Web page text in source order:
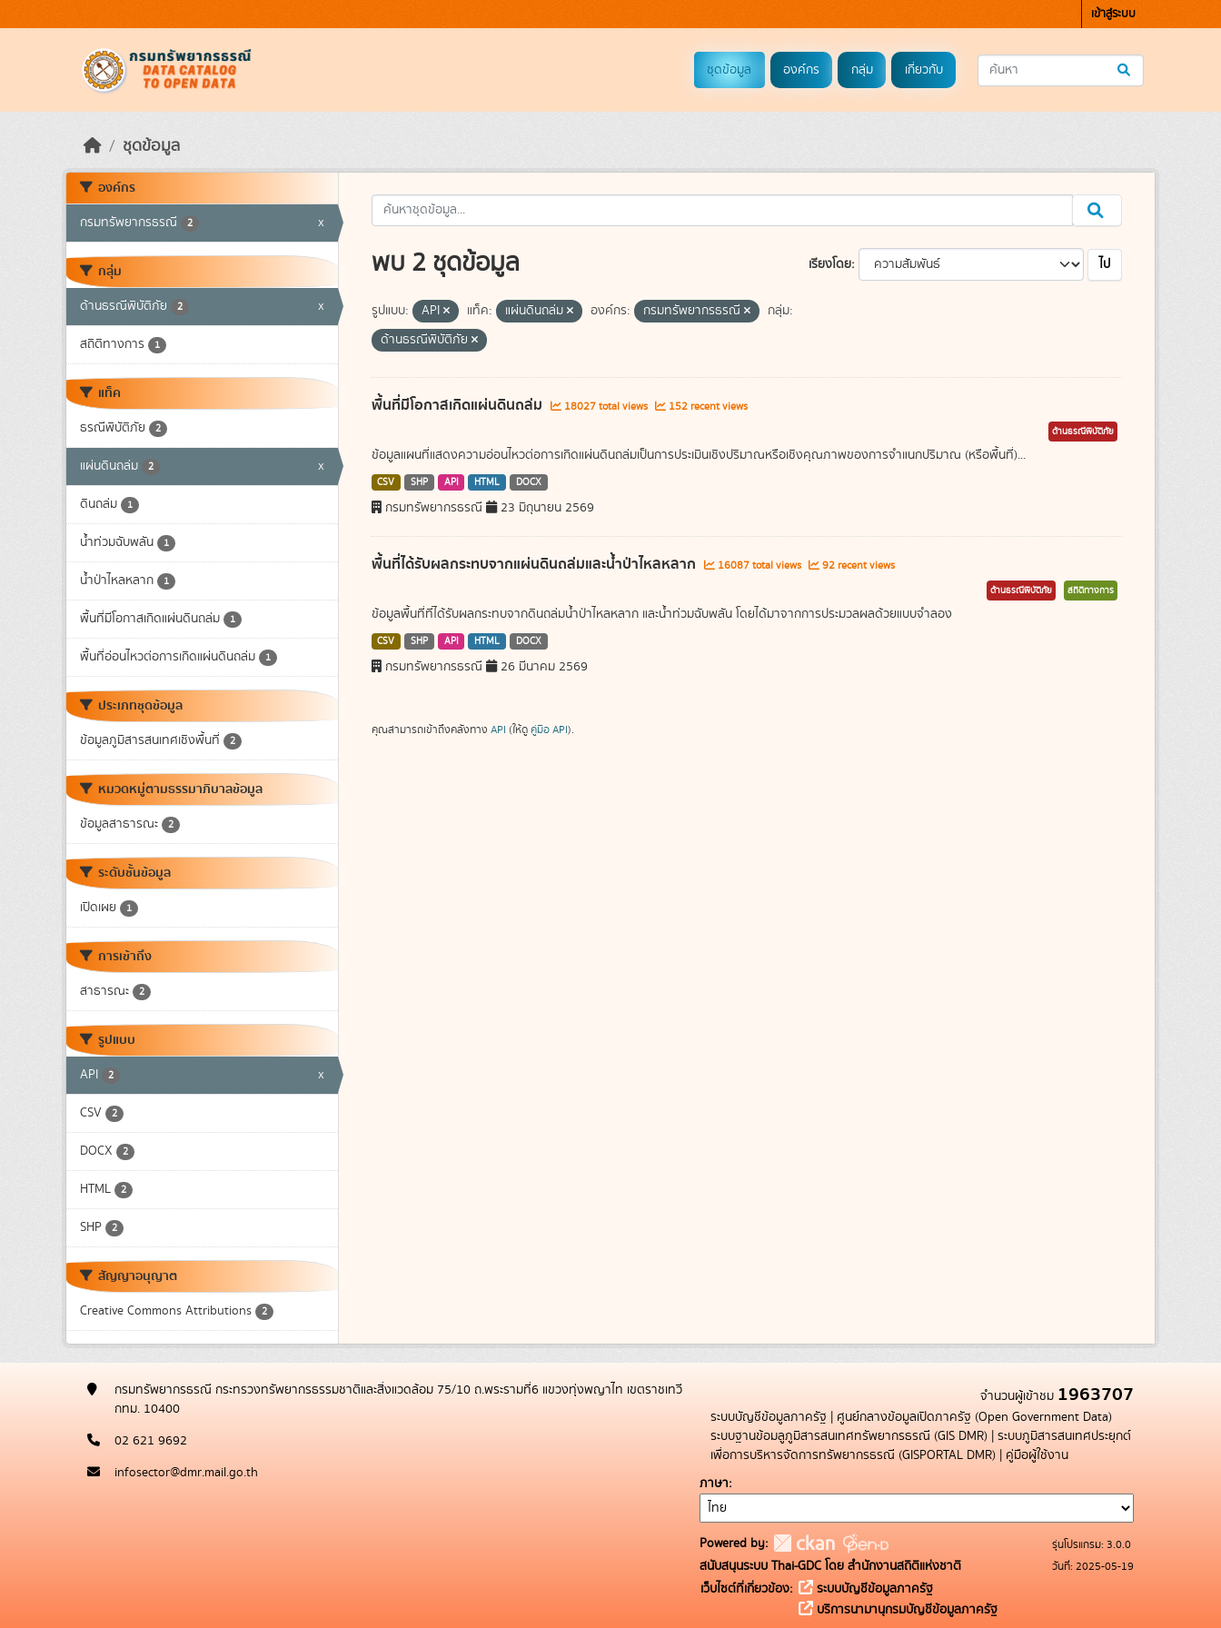
เข้าสู่ระบบ
ชุดข้อมูล องค์กร กลุ่ม เกี่ยวกับ
ชุดข้อมูล
องค์กร
กรมทรัพยากรธรณี 2 x
กลุ่ม
ด้านธรณีพิบัติภัย 2 x
สถิติทางการ 1
แท็ค
ธรณีพิบัติภัย 2
แผ่นดินถล่ม 2 x
ดินถล่ม 1
น้ำท่วมฉับพลัน 1
น้ำป่าไหลหลาก 1
พื้นที่มีโอกาสเกิดแผ่นดินถล่ม 1
พื้นที่อ่อนไหวต่อการเกิดแผ่นดินถล่ม 1
ประเภทชุดข้อมูล
ข้อมูลภูมิสารสนเทศเชิงพื้นที่ 2
หมวดหมู่ตามธรรมาภิบาลข้อมูล
ข้อมูลสาธารณะ 2
ระดับชั้นข้อมูล
เปิดเผย 1
การเข้าถึง
สาธารณะ 2
รูปแบบ
API 2 x
CSV 2
DOCX 2
HTML 2
SHP 2
สัญญาอนุญาต
Creative Commons Attributions 2
เรียงโดย ไป
พบ 2 ชุดข้อมูล
รูปแบบ: API แท็ค: แผ่นดินถล่ม องค์กร: กรมทรัพยากรธรณี
กลุ่ม:
ด้านธรณีพิบัติภัย
พื้นที่มีโอกาสเกิดแผ่นดินถล่ม 18027 total views 152 recent views
ด้านธรณีพิบัติภัย
ข้อมูลแผนที่แสดงความอ่อนไหวต่อการเกิดแผ่นดินถล่มเป็นการประเมินเชิงปริมาณหรือเชิงคุณภาพของการจำแนกปริมาณ (หรือพื้นที่)...
CSV SHP API HTML DOCX
กรมทรัพยากรธรณี 23 มิถุนายน 2569
พื้นที่ได้รับผลกระทบจากแผ่นดินถล่มและน้ำป่าไหลหลาก 16087 total views 92 recent views
ด้านธรณีพิบัติภัย สถิติทางการ
ข้อมูลพื้นที่ที่ได้รับผลกระทบจากดินถล่มน้ำป่าไหลหลาก และน้ำท่วมฉับพลัน โดยได้มาจากการประมวลผลด้วยแบบจำลอง
CSV SHP API HTML DOCX
กรมทรัพยากรธรณี 26 มีนาคม 2569
คุณสามารถเข้าถึงคลังทาง API (ให้ดู คู่มือ API).
กรมทรัพยากรธรณี กระทรวงทรัพยากรธรรมชาติและสิ่งแวดล้อม 75/10 ถ.พระรามที่6 แขวงทุ่งพญาไท เขตราชเทวี
กทม. 10400
02 621 9692
infosector@dmr.mail.go.th
จำนวนผู้เข้าชม 1963707
ระบบบัญชีข้อมูลภาครัฐ | ศูนย์กลางข้อมูลเปิดภาครัฐ (Open Government Data)
ระบบฐานข้อมลูภูมิสารสนเทศทรัพยากรธรณี (GIS DMR) | ระบบภูมิสารสนเทศประยุกต์
เพื่อการบริหารจัดการทรัพยากรธรณี (GISPORTAL DMR) | คู่มือผู้ใช้งาน
ภาษา
Powered by:
สนับสนุนระบบ Thai-GDC โดย สำนักงานสถิติแห่งชาติ
เว็บไซต์ที่เกี่ยวข้อง:
ระบบบัญชีข้อมูลภาครัฐ
บริการนามานุกรมบัญชีข้อมูลภาครัฐ
รุ่นโปรแกรม: 3.0.0
วันที่: 2025-05-19